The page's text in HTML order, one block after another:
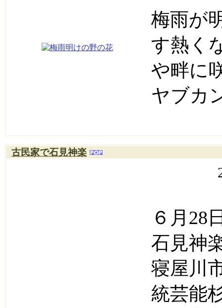
梅雨が
す熱く
や畔に
ヤブカ
古民家で石見神楽
６月28
石見神
寝屋川
統芸能